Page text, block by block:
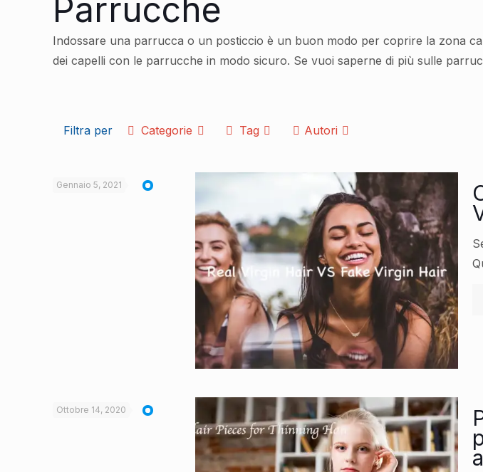
Parrucche
Indossare una parrucca o un posticcio è un buon modo per coprire la zona
dei capelli con le parrucche in modo sicuro. Se vuoi saperne di più sulle
Filtra per Categorie Tag Autori
Gennaio 5, 2021
Ottobre 14, 2020